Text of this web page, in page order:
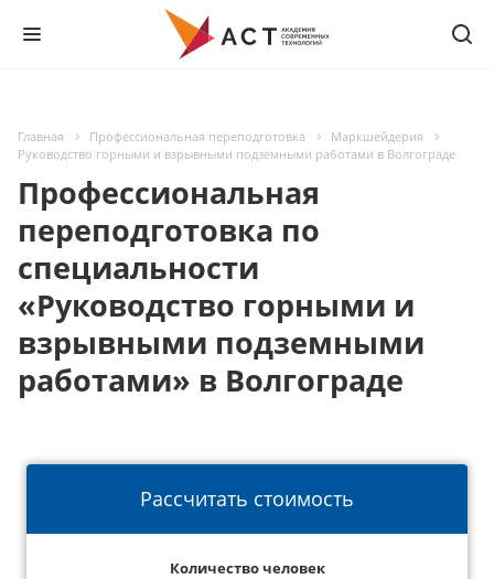
Главная Профессиональная переподготовка
Маркшейдерия
Руководство горными и взрывными подземными работами в Волгограде
Профессиональная
переподготовка по
специальности
«Руководство горными и
взрывными подземными
работами» в Волгограде
Рассчитать стоимость
Количество человек